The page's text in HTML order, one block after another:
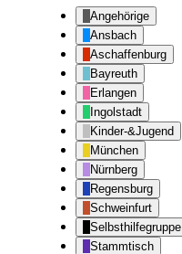
Angehörige
Ansbach
Aschaffenburg
Bayreuth
Erlangen
Ingolstadt
Kinder-&Jugend
München
Nürnberg
Regensburg
Schweinfurt
Selbsthilfegruppe
Stammtisch